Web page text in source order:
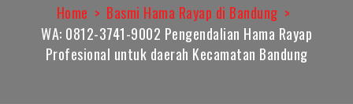
Home
Basmi Hama Rayap di Bandung
WA: 0812-3741-9002 Pengendalian Hama Rayap
Profesional untuk daerah Kecamatan Bandung